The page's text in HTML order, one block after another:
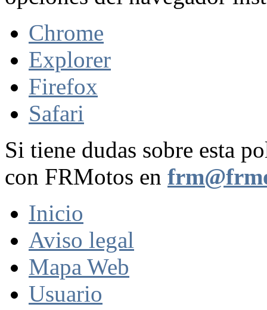
Chrome
Explorer
Firefox
Safari
Si tiene dudas sobre esta
con FRMotos en
Inicio
Aviso legal
Mapa Web
Usuario